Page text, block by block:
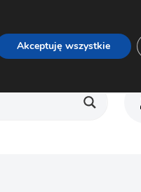
Akceptuję wszystkie